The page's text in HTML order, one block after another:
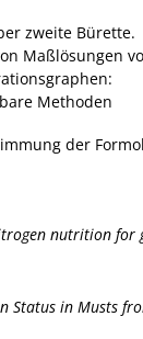
zweite Bürette.
Maßlösungen
Methoden
der
nutrition for
Status in Musts